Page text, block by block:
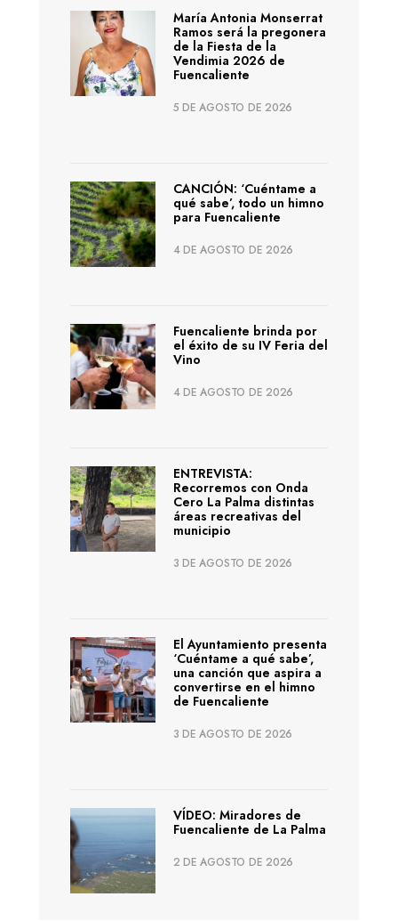
María Antonia Monserrat
Ramos será la pregonera
de la Fiesta de la
Vendimia 2026 de
Fuencaliente
5 DE AGOSTO DE 2026
CANCIÓN: ‘Cuéntame a
qué sabe’, todo un himno
para Fuencaliente
4 DE AGOSTO DE 2026
Fuencaliente brinda por
el éxito de su IV Feria del
Vino
4 DE AGOSTO DE 2026
ENTREVISTA:
Recorremos con Onda
Cero La Palma distintas
áreas recreativas del
municipio
3 DE AGOSTO DE 2026
El Ayuntamiento presenta
‘Cuéntame a qué sabe’,
una canción que aspira a
convertirse en el himno
de Fuencaliente
3 DE AGOSTO DE 2026
VÍDEO: Miradores de
Fuencaliente de La Palma
2 DE AGOSTO DE 2026